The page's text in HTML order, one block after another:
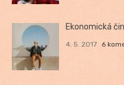
Ekonomická
4. 5. 2017 6